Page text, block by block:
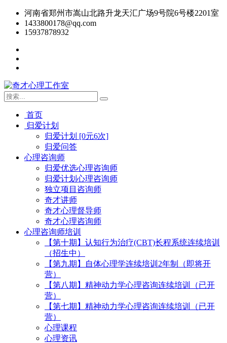
河南省郑州市嵩山北路升龙天汇广场9号院6号楼2201室
1433800178@qq.com
15937878932
首页
归爱计划
归爱计划 [0元6次]
归爱问答
心理咨询师
归爱优选心理咨询师
归爱计划心理咨询师
独立项目咨询师
奇才讲师
奇才心理督导师
奇才心理咨询师
心理咨询师培训
【第十期】认知行为治疗(CBT)长程系统连续培训
（招生中）
【第九期】自体心理学连续培训2年制（即将开
营）
【第八期】精神动力学心理咨询连续培训（已开
营）
【第七期】精神动力学心理咨询连续培训（已开
营）
心理课程
心理资讯